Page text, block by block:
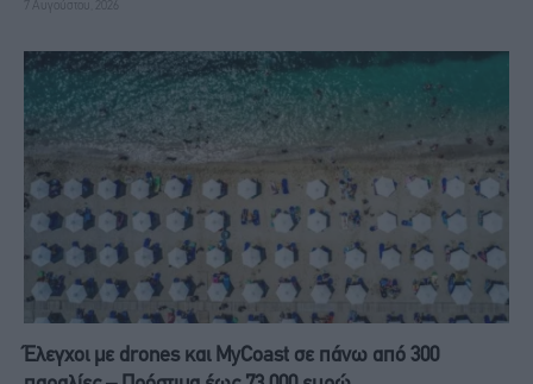
7 Αυγούστου, 2026
Έλεγχοι με drones και MyCoast σε πάνω από 300